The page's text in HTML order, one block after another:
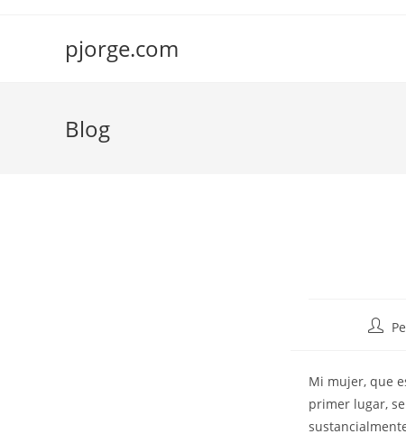
pjorge.com
Blog
Autor
Mi mujer, que
primer lugar,